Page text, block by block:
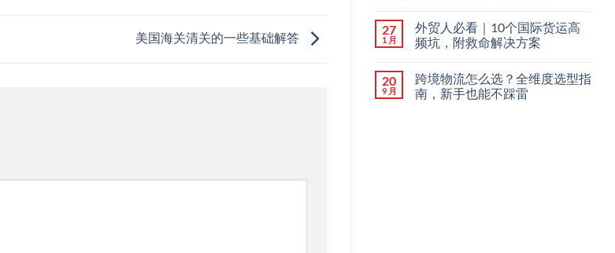
美国海关清关的一些基础解答
27
1 月
外贸人必看｜10个国际货运高
频坑，附救命解决方案
20
9 月
跨境物流怎么选？全维度选型指
南，新手也能不踩雷